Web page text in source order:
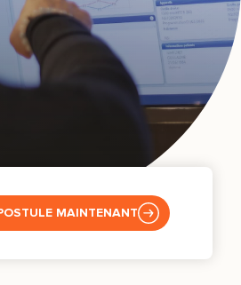
MAINTENANT